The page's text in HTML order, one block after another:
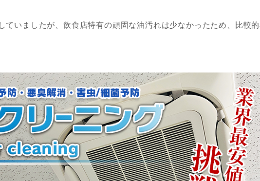
ていましたが、飲食店特有の頑固な油汚れは少なかったため、比較